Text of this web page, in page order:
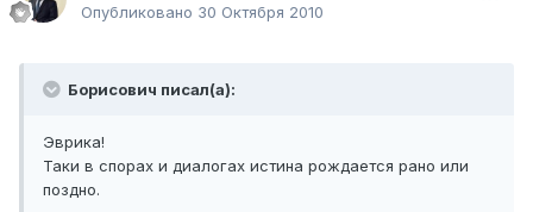
Опубликовано 30 Октября 2010
Борисович писал(а):
Эврика!
Таки в спорах и диалогах истина рождается рано или
поздно.